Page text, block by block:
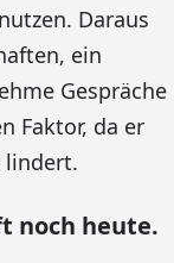
Daraus
ein
Gespräche
Faktor, da er
lindert.
noch heute.